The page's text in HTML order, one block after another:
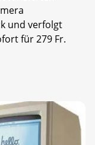
und verfolgt
für 279 Fr.